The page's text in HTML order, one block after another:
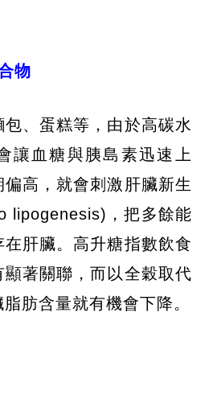
物
、蛋糕等，由於高碳水
讓血糖與胰島素迅速上
高，就會刺激肝臟新生
lipogenesis)，把多餘能
肝臟。高升糖指數飲食
著關聯，而以全穀取代
肪含量就有機會下降。